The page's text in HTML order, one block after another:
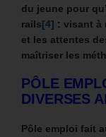
du jeune pour
rails[4] : visant à
et les attentes
maîtriser les
PÔLE
DIVERSES
Pôle emploi fait